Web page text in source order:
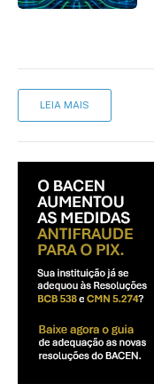
LEIA MAIS